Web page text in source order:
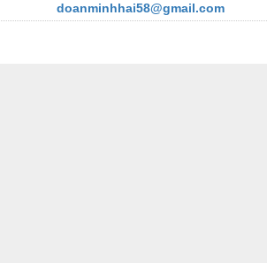
doanminhhai58@gmail.com